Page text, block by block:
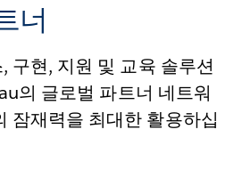
너
구현, 지원 및 교육 솔루션
의 글로벌 파트너 네트워
잠재력을 최대한 활용하십